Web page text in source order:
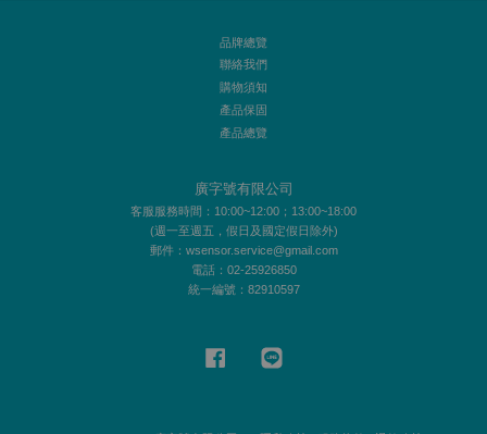
品牌總覽
聯絡我們
購物須知
產品保固
產品總覽
廣字號有限公司
客服服務時間：10:00~12:00；13:00~18:00
(週一至週五，假日及國定假日除外)
郵件：wsensor.service@gmail.com
電話：02-25926850
統一編號：82910597
Facebook